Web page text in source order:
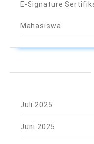
E-Signature
Mahasiswa
Juli 2025
Juni 2025